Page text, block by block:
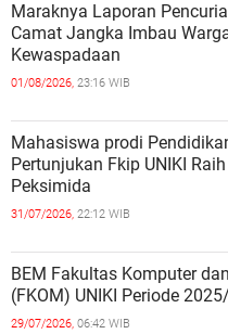
Maraknya Laporan
Camat Jangka Imbau
Kewaspadaan
01/08/2026, 23:16 WIB
Mahasiswa prodi
Pertunjukan Fkip UNIKI
Peksimida
31/07/2026, 22:12 WIB
BEM Fakultas Komputer
(FKOM) UNIKI Periode
29/07/2026, 06:42 WIB